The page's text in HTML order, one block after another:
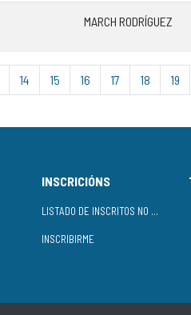
MARCH RODRÍGUEZ
14 15 16 17 18 19
INSCRICIÓNS
LISTADO DE INSCRITOS NO CIRCUÍTO
INSCRIBIRME